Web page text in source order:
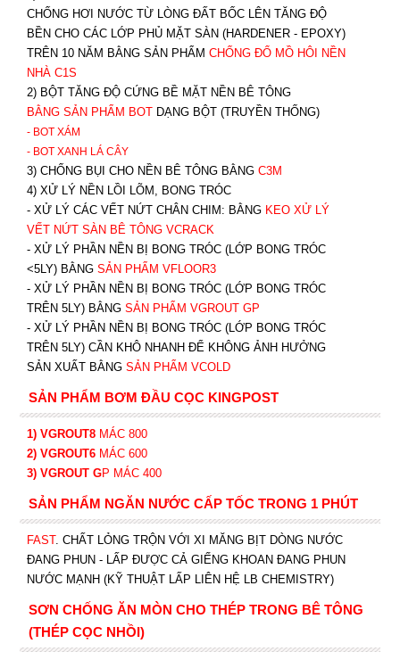
CHỐNG HƠI NƯỚC TỪ LÒNG ĐẤT BỐC LÊN TĂNG ĐỘ
BỀN CHO CÁC LỚP PHỦ MẶT SÀN (HARDENER - EPOXY)
TRÊN 10 NĂM BẰNG SẢN PHẨM CHỐNG ĐỔ MỒ HÔI NỀN
NHÀ C1S
2) BỘT TĂNG ĐỘ CỨNG BỀ MẶT NỀN BÊ TÔNG
BẰNG SẢN PHẨM BOTDẠNG BỘT (TRUYỀN THỐNG)
- BOT XÁM
- BOT XANH LÁ CÂY
3) CHỐNG BỤI CHO NỀN BÊ TÔNG BẰNG C3M
4) XỬ LÝ NỀN LỒI LÕM, BONG TRÓC
- XỬ LÝ CÁC VẾT NỨT CHÂN CHIM: BẰNG K EO XỬ LÝ
VẾT NỨT SÀN BÊ TÔNG VCRACK
- XỬ LÝ PHẦN NỀN BỊ BONG TRÓC (LỚP BONG TRÓC
<5LY) BẰNG SẢN PHẨM VFLOOR3
- XỬ LÝ PHẦN NỀN BỊ BONG TRÓC (LỚP BONG TRÓC
TRÊN 5LY) BẰNG SẢN PHẨM VGROUT GP
- XỬ LÝ PHẦN NỀN BỊ BONG TRÓC (LỚP BONG TRÓC
TRÊN 5LY) CẦN KHÔ NHANH ĐỂ KHÔNG ẢNH HƯỞNG
SẢN XUẤT BẰNG SẢN PHẨM VCOLD
SẢN PHẨM BƠM ĐẦU CỌC KINGPOST
1) VGROUT8 MÁC 800
2) VGROUT6MÁC 600
3) VGROUT GP MÁC 400
SẢN PHẨM NGĂN NƯỚC CẤP TỐC TRONG 1 PHÚT
FAST. CHẤT LỎNG TRỘN VỚI XI MĂNG BỊT DÒNG NƯỚC
ĐANG PHUN - LẤP ĐƯỢC CẢ GIẾNG KHOAN ĐANG PHUN
NƯỚC MẠNH (KỸ THUẬT LẤP LIÊN HỆ LB CHEMISTRY)
SƠN CHỐNG ĂN MÒN CHO THÉP TRONG BÊ TÔNG
(THÉP CỌC NHỒI)